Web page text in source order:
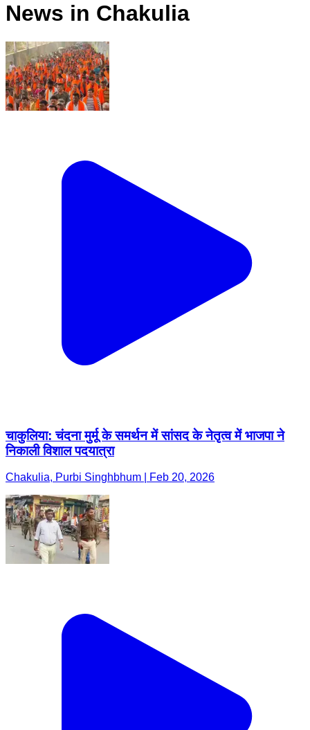
News in Chakulia
चाकुलिया: चंदना मुर्मू के समर्थन में सांसद के नेतृत्व में भाजपा ने
निकाली विशाल पदयात्रा
Chakulia, Purbi Singhbhum | Feb 20, 2026